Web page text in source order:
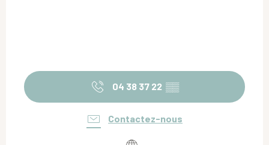
04 38 37 22 ▒▒
Contactez-nous